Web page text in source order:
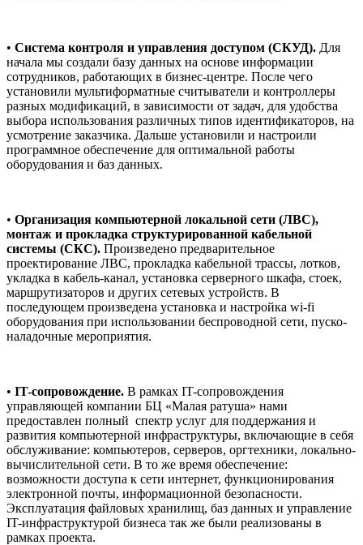
• Система контроля и управления доступом (СКУД). Для
начала мы создали базу данных на основе информации
сотрудников, работающих в бизнес-центре. После чего
установили мультиформатные считыватели и контроллеры
разных модификаций, в зависимости от задач, для удобства
выбора использования различных типов идентификаторов, на
усмотрение заказчика. Дальше установили и настроили
программное обеспечение для оптимальной работы
оборудования и баз данных.
• Организация компьютерной локальной сети (ЛВС),
монтаж и прокладка структурированной кабельной
системы (СКС). Произведено предварительное
проектирование ЛВС, прокладка кабельной трассы, лотков,
укладка в кабель-канал, установка серверного шкафа, стоек,
маршрутизаторов и других сетевых устройств. В
последующем произведена установка и настройка wi-fi
оборудования при использовании беспроводной сети, пуско-
наладочные мероприятия.
• IT-сопровождение. В рамках IT-сопровождения
управляющей компании БЦ «Малая ратуша» нами
предоставлен полный спектр услуг для поддержания и
развития компьютерной инфраструктуры, включающие в себя
обслуживание: компьютеров, серверов, оргтехники, локально-
вычислительной сети. В то же время обеспечение:
возможности доступа к сети интернет, функционирования
электронной почты, информационной безопасности.
Эксплуатация файловых хранилищ, баз данных и управление
IT-инфраструктурой бизнеса так же были реализованы в
рамках проекта.